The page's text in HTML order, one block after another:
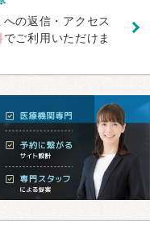
の返信・アクセス
でご利用いただけま